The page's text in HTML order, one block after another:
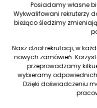
Posiadamy własne
Wykwalifowani rekruterzy
bieżąco śledzimy
Nasz dział rekrutacji, w
nowych zamówień.
przeprowadzamy
wybieramy
Dzięki doświadczeniu